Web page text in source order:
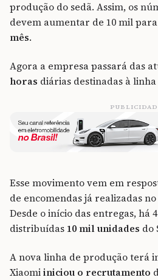
produção do sedã. Assim, os
devem aumentar de 10 mil para
mês.
Agora a empresa passará das
horas diárias destinadas à
Esse movimento vem em
de encomendas já realizadas
Desde o início das entregas, há
distribuídas 10 mil unidades do
A nova linha de produção terá
Xiaomiiniciou o recrutamento